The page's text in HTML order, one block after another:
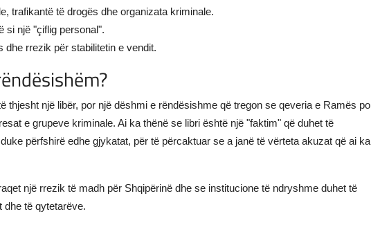
trafikantë të drogës dhe organizata kriminale.
si një "çiflig personal".
dhe rrezik për stabilitetin e vendit.
thjesht një libër, por një dëshmi e rëndësishme që tregon se qeveria e Ramës po
e grupeve kriminale. Ai ka thënë se libri është një "faktim" që duhet të
përfshirë edhe gjykatat, për të përcaktuar se a janë të vërteta akuzat që ai ka
një rrezik të madh për Shqipërinë dhe se institucione të ndryshme duhet të
dhe të qytetarëve.